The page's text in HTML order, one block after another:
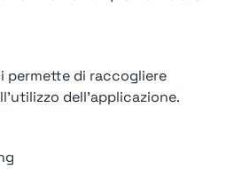
permette di raccogliere
dell'applicazione.
e Condizioni